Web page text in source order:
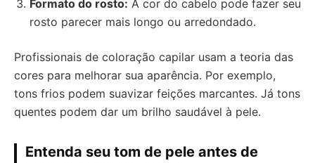
Formato do rosto: A cor do cabelo pode fazer seu
rosto parecer mais longo ou arredondado.
Profissionais de coloração capilar usam a teoria das
cores para melhorar sua aparência. Por exemplo,
tons frios podem suavizar feições marcantes. Já tons
quentes podem dar um brilho saudável à pele.
Entenda seu tom de pele antes de